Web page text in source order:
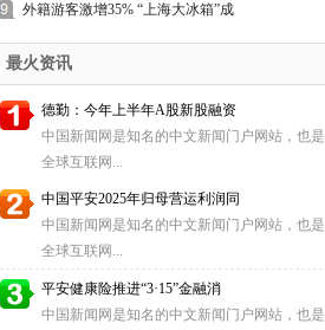
外籍游客激增35% “上海大冰箱”成
入
最火资讯
德勤：今年上半年A股新股融资
中国新闻网是知名的中文新闻门户网站，也是
全球互联网...
中国平安2025年归母营运利润同
中国新闻网是知名的中文新闻门户网站，也是
全球互联网...
平安健康险推进“3·15”金融消
中国新闻网是知名的中文新闻门户网站，也是